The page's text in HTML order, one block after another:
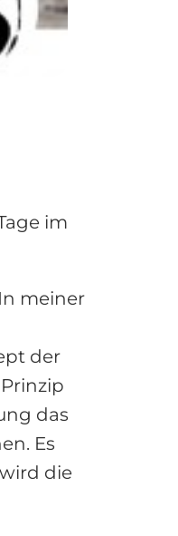
im
meiner
der
das
Es
die